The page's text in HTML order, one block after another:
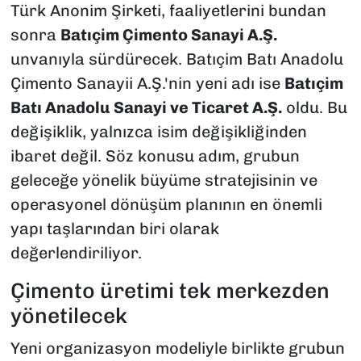
Türk Anonim Şirketi, faaliyetlerini bundan
sonra Batıçim Çimento Sanayi A.Ş.
unvanıyla sürdürecek. Batıçim Batı Anadolu
Çimento Sanayii A.Ş.'nin yeni adı ise Batıçim
Batı Anadolu Sanayi ve Ticaret A.Ş.oldu. Bu
değişiklik, yalnızca isim değişikliğinden
ibaret değil. Söz konusu adım, grubun
geleceğe yönelik büyüme stratejisinin ve
operasyonel dönüşüm planının en önemli
yapı taşlarından biri olarak
değerlendiriliyor.
Çimento üretimi tek merkezden
yönetilecek
Yeni organizasyon modeliyle birlikte grubun